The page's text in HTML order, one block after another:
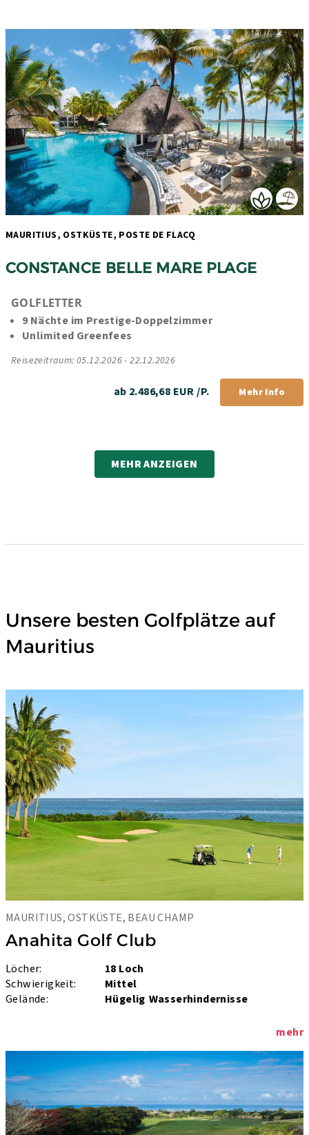
CONSTANCE BELLE MARE PLAGE
GOLFLETTER
9 Nächte im Prestige-Doppelzimmer
Unlimited Greenfees
Reisezeitraum: 05.12.2026 - 22.12.2026
ab 2.486,68 EUR /P. Mehr Info
MEHR ANZEIGEN
Unsere besten Golfplätze auf
Mauritius
MAURITIUS, OSTKÜSTE, BEAU CHAMP
Anahita Golf Club
Löcher:
18 Loch
Schwierigkeit:
Mittel
Gelände:
Hügelig Wasserhindernisse
mehr